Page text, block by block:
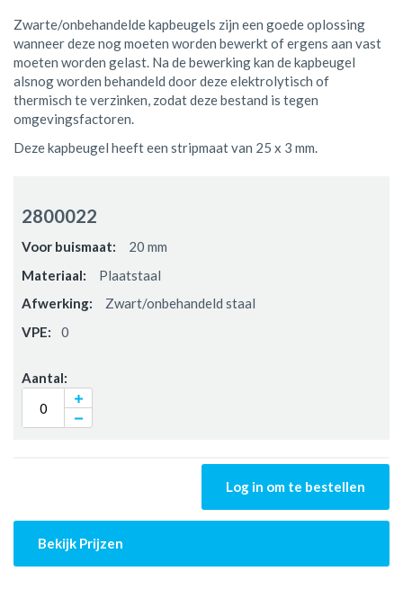
Zwarte/onbehandelde kapbeugels zijn een goede oplossing
wanneer deze nog moeten worden bewerkt of ergens aan vast
moeten worden gelast. Na de bewerking kan de kapbeugel
alsnog worden behandeld door deze elektrolytisch of
thermisch te verzinken, zodat deze bestand is tegen
omgevingsfactoren.
Deze kapbeugel heeft een stripmaat van 25 x 3 mm.
2800022
20 mm
Plaatstaal
Zwart/onbehandeld staal
0
Log in om te bestellen
Bekijk Prijzen